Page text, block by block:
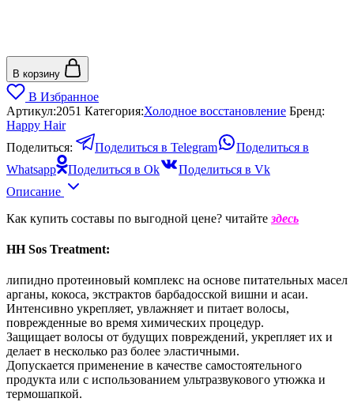
В корзину
В Избранное
Артикул:2051 Категория:Холодное восстановление Бренд:
Happy Hair
Поделиться:
Поделиться в Telegram
Поделиться в
Whatsapp
Поделиться в Ok
Поделиться в Vk
Описание
Как купить составы по выгодной цене? читайте здесь
HH Sos Treatment:
липидно протеиновый комплекс на основе питательных масел
арганы, кокоса, экстрактов барбадосской вишни и асаи.
Интенсивно укрепляет, увлажняет и питает волосы,
поврежденные во время химических процедур.
Защищает волосы от будущих повреждений, укрепляет их и
делает в несколько раз более эластичными.
Допускается применение в качестве самостоятельного
продукта или с использованием ультразвукового утюжка и
термошапкой.